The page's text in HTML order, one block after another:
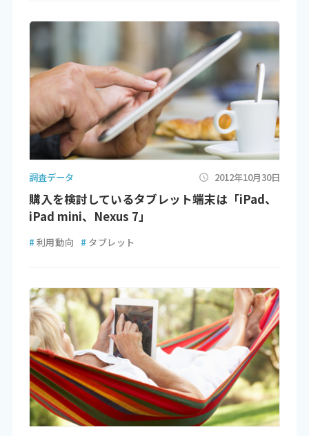
調査データ 2012年10月30日
購入を検討しているタブレット端末は「iPad、
iPad mini、Nexus 7」
# 利用動向 # タブレット